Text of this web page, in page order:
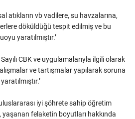
atıkların vb vadilere, su havzalarına,
döküldüğü tespit edilmiş ve bu
yaratılmıştır.’
CBK ve uygulamalarıyla ilgili olarak
ve tartışmalar yapılarak soruna
iyi şöhrete sahip öğretim
yaşanan felaketin boyutları hakkında